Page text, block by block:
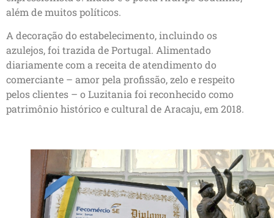
além de muitos políticos.
A decoração do estabelecimento, incluindo os
azulejos, foi trazida de Portugal. Alimentado
diariamente com a receita de atendimento do
comerciante – amor pela profissão, zelo e respeito
pelos clientes – o Luzitania foi reconhecido como
patrimônio histórico e cultural de Aracaju, em 2018.